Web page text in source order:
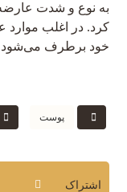
به نوع و شدت
کرد. در اغلب موارد
خود برطرف
پوست